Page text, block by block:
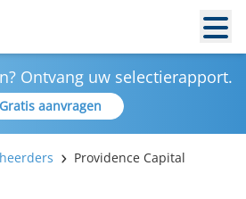
Ontvang uw selectierapport.
Gratis aanvragen
Providence Capital